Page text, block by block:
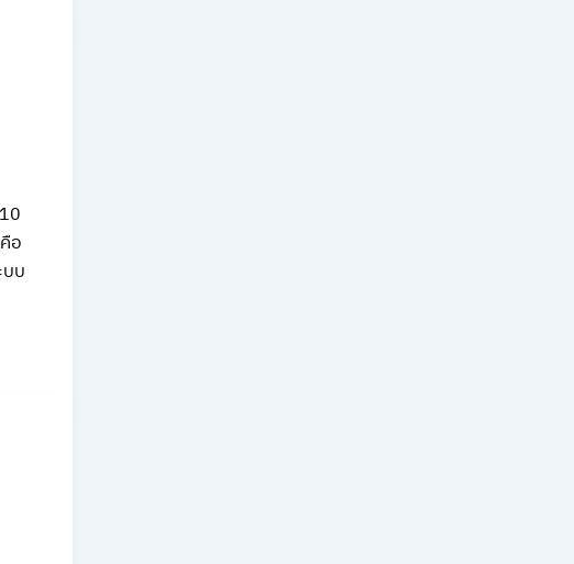
อ
บ